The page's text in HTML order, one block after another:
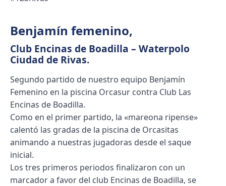
Benjamín femenino,
Club Encinas de Boadilla – Waterpolo
Ciudad de Rivas.
Segundo partido de nuestro equipo Benjamín
Femenino en la piscina Orcasur contra Club Las
Encinas de Boadilla.
Como en el primer partido, la «mareona ripense»
calentó las gradas de la piscina de Orcasitas
animando a nuestras jugadoras desde el saque
inicial.
Los tres primeros periodos finalizaron con un
marcador a favor del club Encinas de Boadilla, se